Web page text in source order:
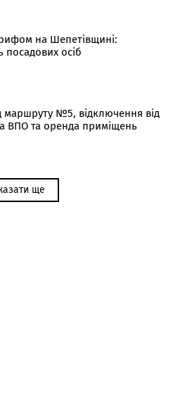
на Шепетівщині:
посадових осіб
№5, відключення від
ВПО та оренда приміщень
ще